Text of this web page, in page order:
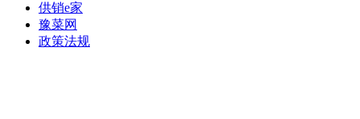
供销e家
豫菜网
政策法规